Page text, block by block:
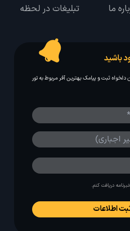
ما تبلیغات در لحظه
باشید
ثبت و پیامک بهترین آفر مربوط به تور
دریافت کنم.